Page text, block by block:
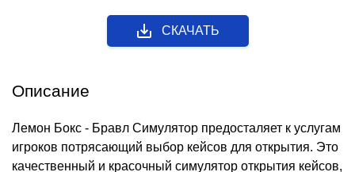
СКАЧАТЬ
Описание
Лемон Бокс - Бравл Симулятор предосталяет к услугам
игроков потрясающий выбор кейсов для открытия. Это
качественный и красочный симулятор открытия кейсов,